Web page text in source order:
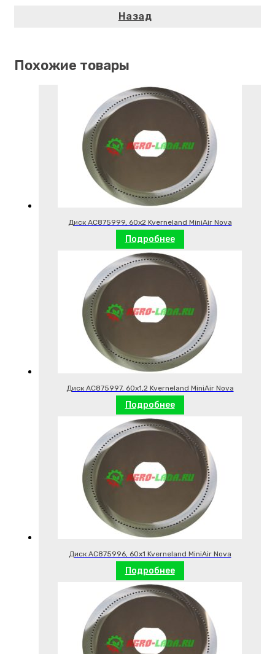
Похожие товары
Диск AC875999, 60х2 Kverneland MiniAir Nova
Подробнее
Диск AC875997, 60х1,2 Kverneland MiniAir Nova
Подробнее
Диск AC875996, 60х1 Kverneland MiniAir Nova
Подробнее